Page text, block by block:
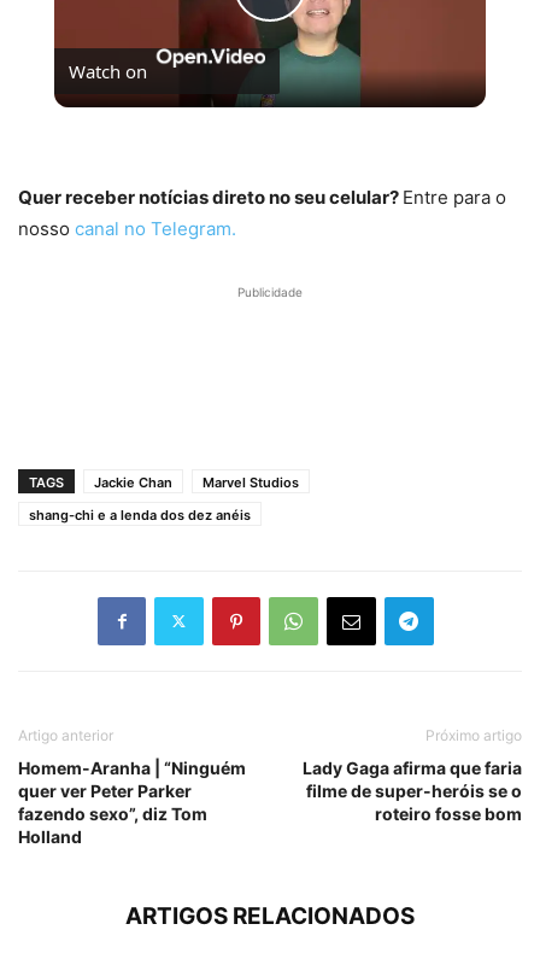
Play
Video
Watch on
Quer receber notícias direto no seu celular? Entre para o
nosso canal no Telegram.
Publicidade
TAGS Jackie Chan
Marvel Studios
shang-chi e a lenda dos dez anéis
Artigo anterior
Homem-Aranha | “Ninguém
quer ver Peter Parker
fazendo sexo”, diz Tom
Holland
Próximo artigo
Lady Gaga afirma que faria
filme de super-heróis se o
roteiro fosse bom
ARTIGOS RELACIONADOS